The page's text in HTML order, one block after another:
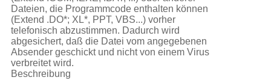
Dateien, die Programmcode enthalten können
(Extend .DO*; XL*, PPT, VBS...) vorher
telefonisch abzustimmen. Dadurch wird
abgesichert, daß die Datei vom angegebenen
Absender geschickt und nicht von einem Virus
verbreitet wird.
Beschreibung